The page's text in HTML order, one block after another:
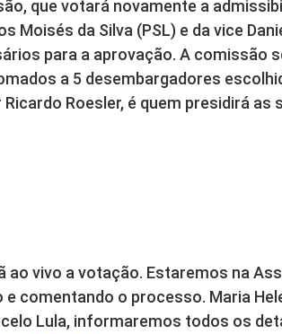
que votará novamente a
Moisés da Silva (PSL) e da vice
para a aprovação. A comissão
a 5 desembargadores
Roesler, é quem presidirá as
ao vivo a votação. Estaremos na
comentando o processo. Maria
Lula, informaremos todos os